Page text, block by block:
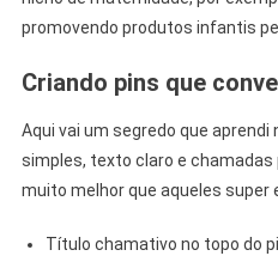
promovendo produtos infantis
Criando pins que
Aqui vai um segredo que
simples, texto claro e
muito melhor que aqueles super
Título chamativo no topo do